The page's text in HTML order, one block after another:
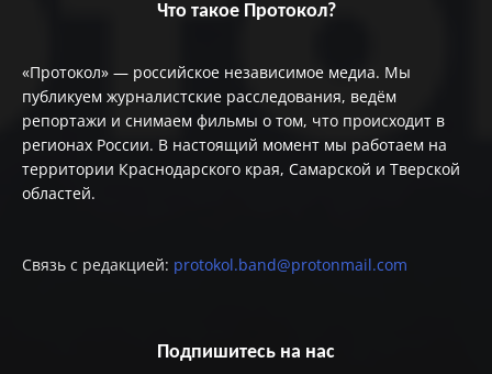
Что такое Протокол?
«Протокол» — российское независимое медиа. Мы
публикуем журналистские расследования, ведём
репортажи и снимаем фильмы о том, что происходит в
регионах России. В настоящий момент мы работаем на
территории Краснодарского края, Самарской и Тверской
областей.
Связь с редакцией: protokol.band@protonmail.com
Подпишитесь на нас